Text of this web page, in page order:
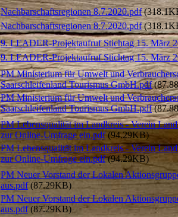
Nachbarschaftsregionen 8.7.2020.pdf
Nachbarschaftsregionen 8.7.2020.pdf
9. LEADER-Projektaufruf Stichtag 15. März
9. LEADER-Projektaufruf Stichtag 15. März
PM Ministerium für Umwelt und
Saarschleifenland Tourismus GmbH.pdf
PM Ministerium für Umwelt und
Saarschleifenland Tourismus GmbH.pdf
PM Lebensqualität im Landkreis - Verein
zur Online-Umfrage ein.pdf(94.29KB)
PM Lebensqualität im Landkreis - Verein
zur Online-Umfrage ein.pdf(94.29KB)
PM Neuer Vorstand der Lokalen
aus.pdf(87.29KB)
PM Neuer Vorstand der Lokalen
aus.pdf(87.29KB)